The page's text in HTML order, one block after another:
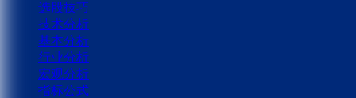
选股技巧
技术分析
基本分析
行业分析
宏观分析
指标公式